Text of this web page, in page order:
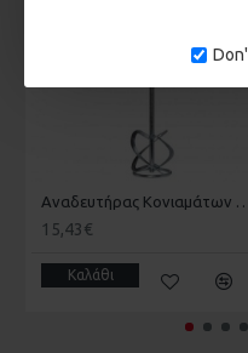
Αναδευτήρας Κονιαμάτων KWB
15,43€
Καλάθι